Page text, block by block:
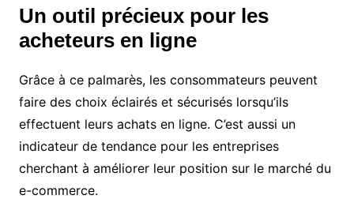
Un outil précieux pour les
acheteurs en ligne
Grâce à ce palmarès, les consommateurs peuvent
faire des choix éclairés et sécurisés lorsqu’ils
effectuent leurs achats en ligne. C’est aussi un
indicateur de tendance pour les entreprises
cherchant à améliorer leur position sur le marché du
e-commerce.